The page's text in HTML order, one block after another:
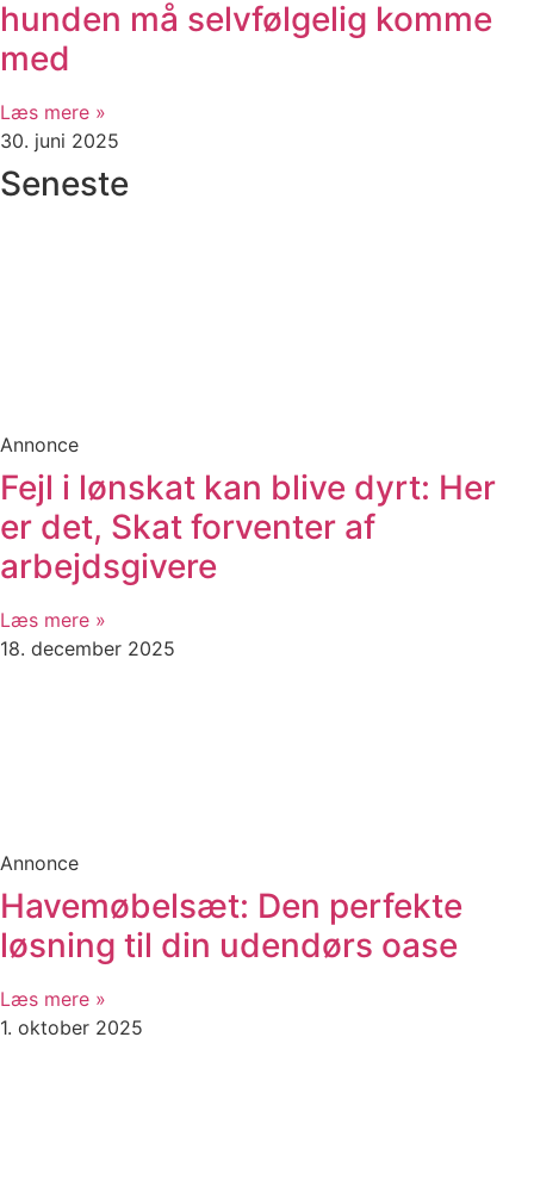
hunden må selvfølgelig komme
med
Læs mere »
30. juni 2025
Seneste
Annonce
Fejl i lønskat kan blive dyrt: Her
er det, Skat forventer af
arbejdsgivere
Læs mere »
18. december 2025
Annonce
Havemøbelsæt: Den perfekte
løsning til din udendørs oase
Læs mere »
1. oktober 2025